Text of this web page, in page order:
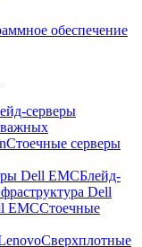
обеспечение
серверы
важных
Стоечные серверы
Dell EMCБлейд-
Dell
EMCСтоечные
Сверхплотные